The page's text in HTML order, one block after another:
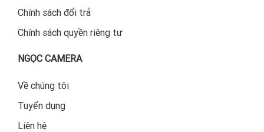
Chính sách đổi trả
Chính sách quyền riêng tư
NGỌC CAMERA
Về chúng tôi
Tuyển dụng
Liên hệ